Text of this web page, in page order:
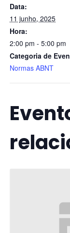
Data:
11 junho, 2025
Hora:
2:00 pm - 5:00 pm
Categoria de
Normas ABNT